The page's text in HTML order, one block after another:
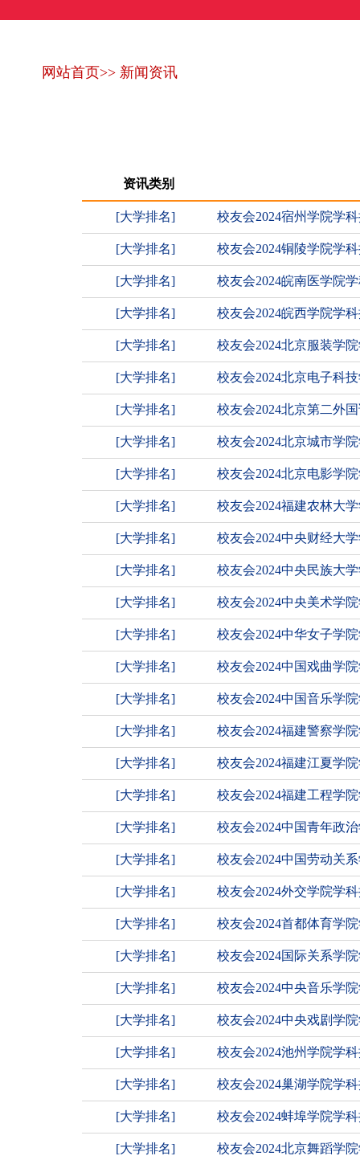
网站首页>> 新闻资讯
资讯类别
[大学排名] 校友会2024宿州学院学
[大学排名] 校友会2024铜陵学院学
[大学排名] 校友会2024皖南医学院
[大学排名] 校友会2024皖西学院学
[大学排名] 校友会2024北京服装学
[大学排名] 校友会2024北京电子科
[大学排名] 校友会2024北京第二外
[大学排名] 校友会2024北京城市学
[大学排名] 校友会2024北京电影学
[大学排名] 校友会2024福建农林大
[大学排名] 校友会2024中央财经大
[大学排名] 校友会2024中央民族大
[大学排名] 校友会2024中央美术学
[大学排名] 校友会2024中华女子学
[大学排名] 校友会2024中国戏曲学
[大学排名] 校友会2024中国音乐学
[大学排名] 校友会2024福建警察学
[大学排名] 校友会2024福建江夏学
[大学排名] 校友会2024福建工程学
[大学排名] 校友会2024中国青年政
[大学排名] 校友会2024中国劳动关
[大学排名] 校友会2024外交学院学
[大学排名] 校友会2024首都体育学
[大学排名] 校友会2024国际关系学
[大学排名] 校友会2024中央音乐学
[大学排名] 校友会2024中央戏剧学
[大学排名] 校友会2024池州学院学
[大学排名] 校友会2024巢湖学院学
[大学排名] 校友会2024蚌埠学院学
[大学排名] 校友会2024北京舞蹈学